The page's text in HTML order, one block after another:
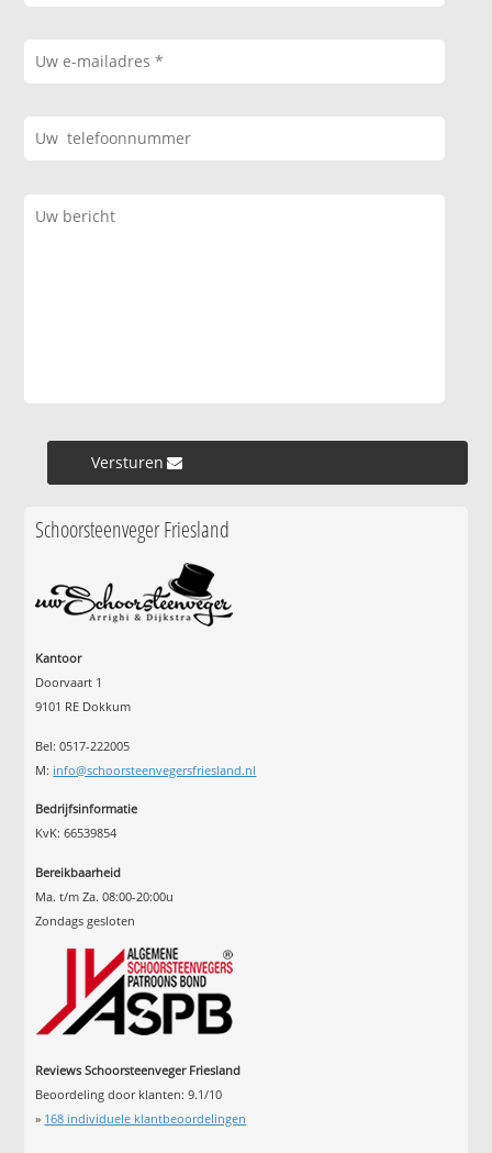
Versturen »
Schoorsteenveger Friesland
Kantoor
Doorvaart 1
9101 RE Dokkum
Bel: 0517-222005
M: info@schoorsteenvegersfriesland.nl
Bedrijfsinformatie
KvK: 66539854
Bereikbaarheid
Ma. t/m Za. 08:00-20:00u
Zondags gesloten
Reviews Schoorsteenveger Friesland
Beoordeling door klanten:9.1/10
» 168 individuele klantbeoordelingen